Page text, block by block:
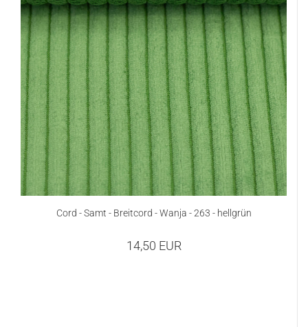
Cord - Samt - Breitcord - Wanja - 263 - hellgrün
14,50 EUR